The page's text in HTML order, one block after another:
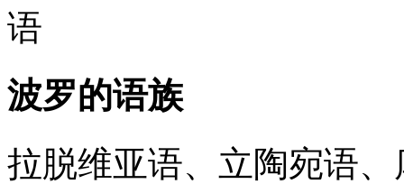
语
波罗的语族
拉脱维亚语、立陶宛语